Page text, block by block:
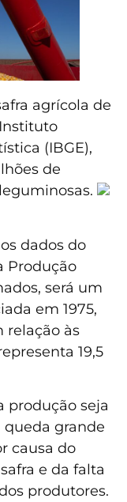
agrícola de
(IBGE),
de
dados do
Produção
será um
em 1975,
relação às
19,5
produção seja
grande
causa do
e da falta
produtores.